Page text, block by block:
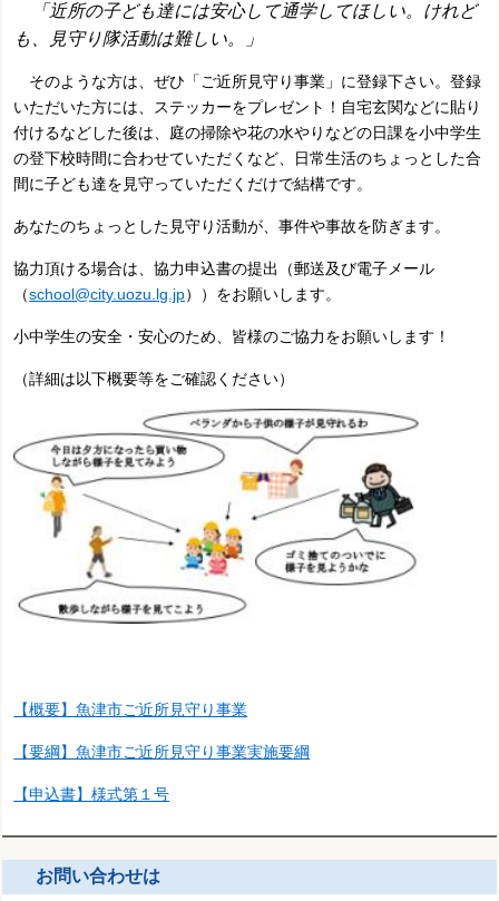
「近所の子ども達には安心して通学してほしい。けれど
も、見守り隊活動は難しい。」
そのような方は、ぜひ「ご近所見守り事業」に登録下さい。登録
いただいた方には、ステッカーをプレゼント！自宅玄関などに貼り
付けるなどした後は、庭の掃除や花の水やりなどの日課を小中学生
の登下校時間に合わせていただくなど、日常生活のちょっとした合
間に子ども達を見守っていただくだけで結構です。
あなたのちょっとした見守り活動が、事件や事故を防ぎます。
協力頂ける場合は、協力申込書の提出（郵送及び電子メール
（school@city.uozu.lg.jp） ）をお願いします。
小中学生の安全・安心のため、皆様のご協力をお願いします！
（詳細は以下概要等をご確認ください）
【概要】魚津市ご近所見守り事業
【要綱】魚津市ご近所見守り事業実施要綱
【申込書】様式第１号
お問い合わせは